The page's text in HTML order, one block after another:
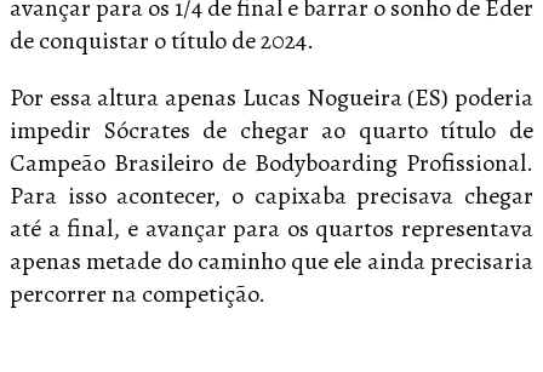
avançar para os 1/4 de final e barrar o sonho de Eder
de conquistar o título de 2024.
Por essa altura apenas Lucas Nogueira (ES) poderia
impedir Sócrates de chegar ao quarto título de
Campeão Brasileiro de Bodyboarding Profissional.
Para isso acontecer, o capixaba precisava chegar
até a final, e avançar para os quartos representava
apenas metade do caminho que ele ainda precisaria
percorrer na competição.